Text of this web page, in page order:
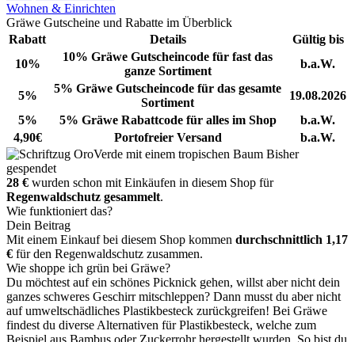
Wohnen & Einrichten
Gräwe Gutscheine und Rabatte im Überblick
Rabatt
Details
Gültig bis
10%
10% Gräwe Gutscheincode für fast das
ganze Sortiment
b.a.W.
5%
5% Gräwe Gutscheincode für das gesamte
Sortiment
19.08.2026
5%
5% Gräwe Rabattcode für alles im Shop
b.a.W.
4,90€
Portofreier Versand
b.a.W.
Bisher
gespendet
28 € wurden schon mit Einkäufen in diesem Shop für
Regenwaldschutz gesammelt.
Wie funktioniert das?
Dein Beitrag
Mit einem Einkauf bei diesem Shop kommen durchschnittlich 1,17
€ für den Regenwaldschutz zusammen.
Wie shoppe ich grün bei Gräwe?
Du möchtest auf ein schönes Picknick gehen, willst aber nicht dein
ganzes schweres Geschirr mitschleppen? Dann musst du aber nicht
auf umweltschädliches Plastikbesteck zurückgreifen! Bei Gräwe
findest du diverse Alternativen für Plastikbesteck, welche zum
Beispiel aus Bambus oder Zuckerrohr hergestellt wurden. So bist du